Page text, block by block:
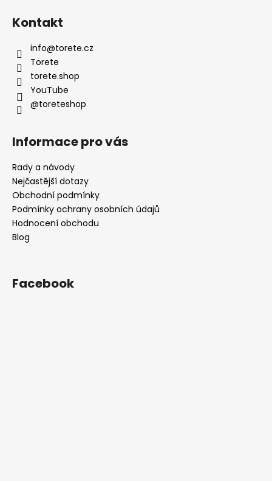
Kontakt
info@torete.cz
Torete
torete.shop
YouTube
@toreteshop
Informace pro vás
Rady a návody
Nejčastější dotazy
Obchodní podmínky
Podmínky ochrany osobních údajů
Hodnocení obchodu
Blog
Facebook